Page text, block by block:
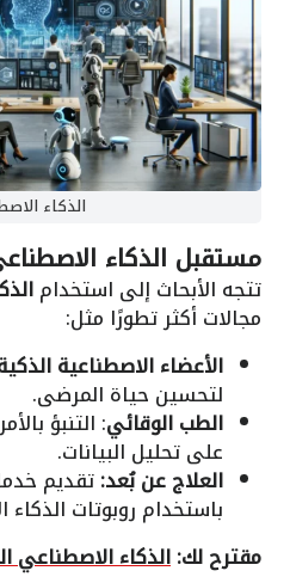
الذكاء
مستقبل الذكاء
تتجه الأبحاث إلى استخدام
مجالات أكثر تطورًا مثل:
الأعضاء الاصطناعية
لتحسين حياة المرضى.
الطب الوقائي: التنبؤ
على تحليل البيانات.
العلاج عن بُعد:تقديم
باستخدام روبوتات
مقترح لك:الذكاء الاصطناعي